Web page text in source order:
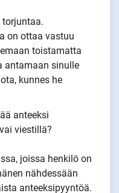
on ottaa vastuu
toistamatta
antamaan sinulle
kunnes he
anteeksi
viestillä?
joissa henkilö on
nähdessään
anteeksipyyntöä.